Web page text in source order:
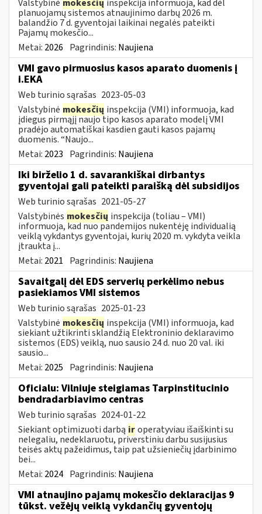
Valstybinė mokesčių inspekcija informuoja, kad dėl
planuojamų sistemos atnaujinimo darbų 2026 m.
balandžio 7 d. gyventojai laikinai negalės pateikti
Pajamų mokesčio...
Metai: 2026 Pagrindinis: Naujiena
VMI gavo pirmuosius kasos aparato duomenis į
i.EKA
Web turinio sąrašas 2023-05-03
Valstybinė mokesčių inspekcija (VMI) informuoja, kad
įdiegus pirmąjį naujo tipo kasos aparato modelį VMI
pradėjo automatiškai kasdien gauti kasos pajamų
duomenis. “Naujo...
Metai: 2023 Pagrindinis: Naujiena
Iki birželio 1 d. savarankiškai dirbantys
gyventojai gali pateikti paraišką dėl subsidijos
Web turinio sąrašas 2021-05-27
Valstybinės mokesčių inspekcija (toliau – VMI)
informuoja, kad nuo pandemijos nukentėję individualią
veiklą vykdantys gyventojai, kurių 2020 m. vykdyta veikla
įtraukta į...
Metai: 2021 Pagrindinis: Naujiena
Savaitgalį dėl EDS serverių perkėlimo nebus
pasiekiamos VMI sistemos
Web turinio sąrašas 2025-01-23
Valstybinė mokesčių inspekcija (VMI) informuoja, kad
siekiant užtikrinti sklandžią Elektroninio deklaravimo
sistemos (EDS) veiklą, nuo sausio 24 d. nuo 20 val. iki
sausio...
Metai: 2025 Pagrindinis: Naujiena
Oficialu: Vilniuje steigiamas Tarpinstitucinio
bendradarbiavimo centras
Web turinio sąrašas 2024-01-22
Siekiant optimizuoti darbą iroperatyviau išaiškinti su
nelegaliu, nedeklaruotu, priverstiniu darbu susijusius
teisės aktų pažeidimus, taip pat užsieniečių įdarbinimo
bei...
Metai: 2024 Pagrindinis: Naujiena
VMI atnaujino pajamų mokesčio deklaracijas 9
tūkst. vežėjų veiklą vykdančių gyventojų